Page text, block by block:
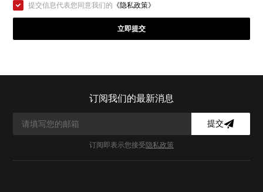
提交信息代表您同意我们的 《隐私政策》
立即提交
订阅我们的最新消息
提交
订阅即表示您接受隐私政策